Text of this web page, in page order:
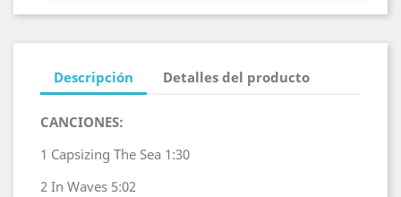
Descripción Detalles del producto
CANCIONES:
1 Capsizing The Sea 1:30
2 In Waves 5:02